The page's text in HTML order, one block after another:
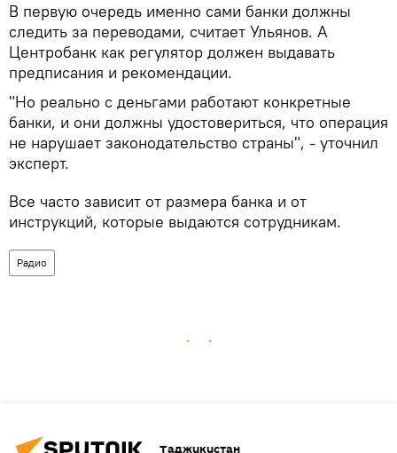
В первую очередь именно сами банки должны
следить за переводами, считает Ульянов. А
Центробанк как регулятор должен выдавать
предписания и рекомендации.
"Но реально с деньгами работают конкретные
банки, и они должны удостовериться, что операция
не нарушает законодательство страны", - уточнил
эксперт.
Все часто зависит от размера банка и от
инструкций, которые выдаются сотрудникам.
Радио
Таджикистан